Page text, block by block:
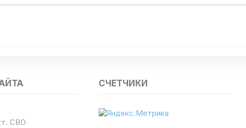
СВО
СЧЕТЧИКИ